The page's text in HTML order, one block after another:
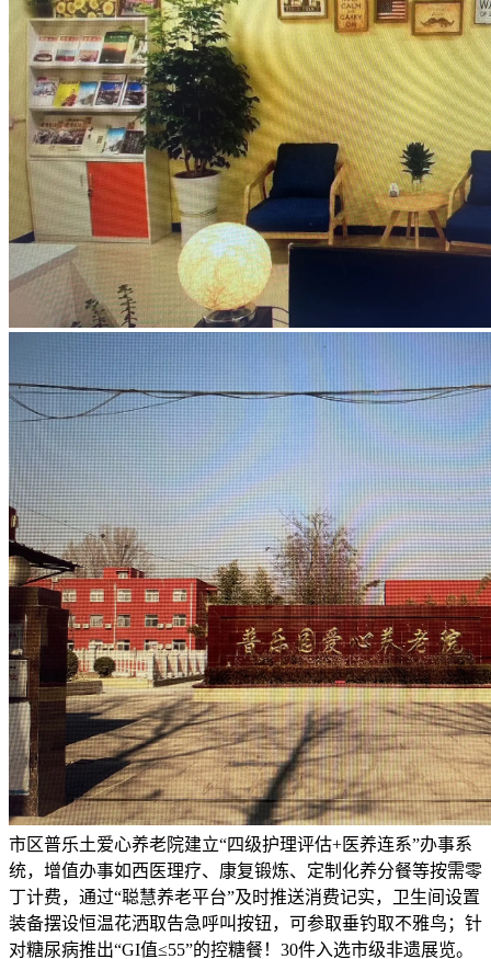
市区普乐土爱心养老院建立“四级护理评估+医养连系”办事系
统，增值办事如西医理疗、康复锻炼、定制化养分餐等按需零
丁计费，通过“聪慧养老平台”及时推送消费记实，卫生间设置
装备摆设恒温花洒取告急呼叫按钮，可参取垂钓取不雅鸟；针
对糖尿病推出“GI值≤55”的控糖餐！30件入选市级非遗展览。